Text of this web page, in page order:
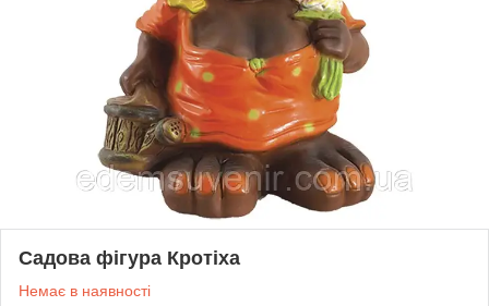
Садова фігура Кротіха
Немає в наявності